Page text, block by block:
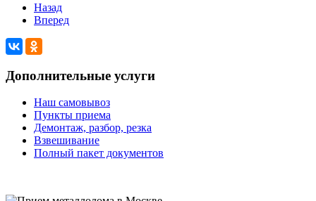
Назад
Вперед
Дополнительные услуги
Наш самовывоз
Пункты приема
Демонтаж, разбор, резка
Взвешивание
Полный пакет документов